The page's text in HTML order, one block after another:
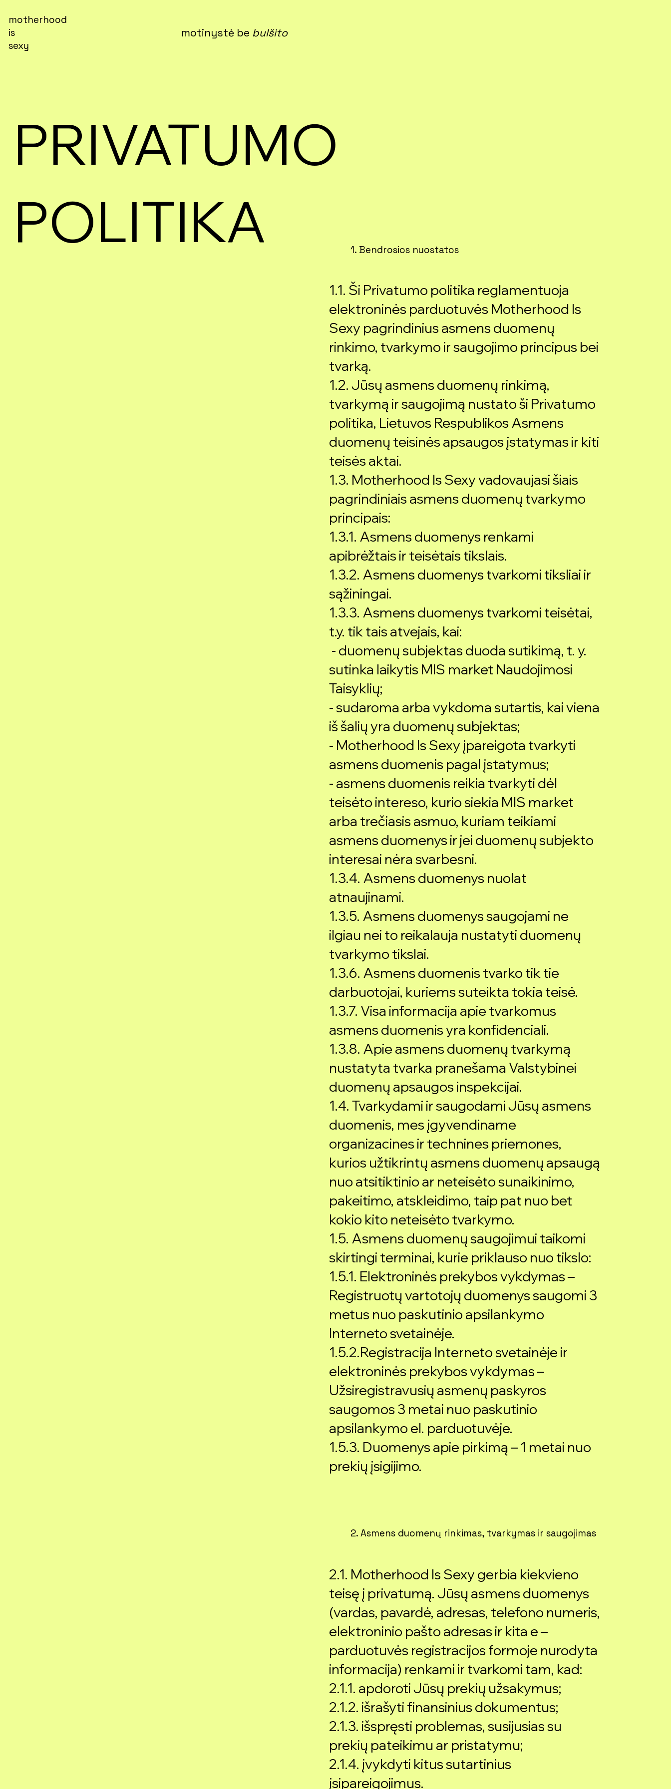
motinystė be bulšito
motherhood
is
sexy
PRIVATUMO
POLITIKA
1. Bendrosios nuostatos
1.1. Ši Privatumo politika reglamentuoja
elektroninės parduotuvės Motherhood Is
Sexy pagrindinius asmens duomenų
rinkimo, tvarkymo ir saugojimo principus bei
tvarką.
1.2. Jūsų asmens duomenų rinkimą,
tvarkymą ir saugojimą nustato ši Privatumo
politika, Lietuvos Respublikos Asmens
duomenų teisinės apsaugos įstatymas ir kiti
teisės aktai.
1.3. Motherhood Is Sexy vadovaujasi šiais
pagrindiniais asmens duomenų tvarkymo
principais:
1.3.1. Asmens duomenys renkami
apibrėžtais ir teisėtais tikslais.
1.3.2. Asmens duomenys tvarkomi tiksliai ir
sąžiningai.
1.3.3. Asmens duomenys tvarkomi teisėtai,
t.y. tik tais atvejais, kai:
- duomenų subjektas duoda sutikimą, t. y.
sutinka laikytis MIS market Naudojimosi
Taisyklių;
- sudaroma arba vykdoma sutartis, kai viena
iš šalių yra duomenų subjektas;
- Motherhood Is Sexy įpareigota tvarkyti
asmens duomenis pagal įstatymus;
- asmens duomenis reikia tvarkyti dėl
teisėto intereso, kurio siekia MIS market
arba trečiasis asmuo, kuriam teikiami
asmens duomenys ir jei duomenų subjekto
interesai nėra svarbesni.
1.3.4. Asmens duomenys nuolat
atnaujinami.
1.3.5. Asmens duomenys saugojami ne
ilgiau nei to reikalauja nustatyti duomenų
tvarkymo tikslai.
1.3.6. Asmens duomenis tvarko tik tie
darbuotojai, kuriems suteikta tokia teisė.
1.3.7. Visa informacija apie tvarkomus
asmens duomenis yra konfidenciali.
1.3.8. Apie asmens duomenų tvarkymą
nustatyta tvarka pranešama Valstybinei
duomenų apsaugos inspekcijai.
1.4. Tvarkydami ir saugodami Jūsų asmens
duomenis, mes įgyvendiname
organizacines ir technines priemones,
kurios užtikrintų asmens duomenų apsaugą
nuo atsitiktinio ar neteisėto sunaikinimo,
pakeitimo, atskleidimo, taip pat nuo bet
kokio kito neteisėto tvarkymo.
1.5. Asmens duomenų saugojimui taikomi
skirtingi terminai, kurie priklauso nuo tikslo:
1.5.1. Elektroninės prekybos vykdymas –
Registruotų vartotojų duomenys saugomi 3
metus nuo paskutinio apsilankymo
Interneto svetainėje.
1.5.2.Registracija Interneto svetainėje ir
elektroninės prekybos vykdymas –
Užsiregistravusių asmenų paskyros
saugomos 3 metai nuo paskutinio
apsilankymo el. parduotuvėje.
1.5.3. Duomenys apie pirkimą – 1 metai nuo
prekių įsigijimo.
2. Asmens duomenų rinkimas, tvarkymas ir saugojimas
2.1. Motherhood Is Sexy gerbia kiekvieno
teisę į privatumą. Jūsų asmens duomenys
(vardas, pavardė, adresas, telefono numeris,
elektroninio pašto adresas ir kita e –
parduotuvės registracijos formoje nurodyta
informacija) renkami ir tvarkomi tam, kad:
2.1.1. apdoroti Jūsų prekių užsakymus;
2.1.2. išrašyti finansinius dokumentus;
2.1.3. išspręsti problemas, susijusias su
prekių pateikimu ar pristatymu;
2.1.4. įvykdyti kitus sutartinius
įsipareigojimus.